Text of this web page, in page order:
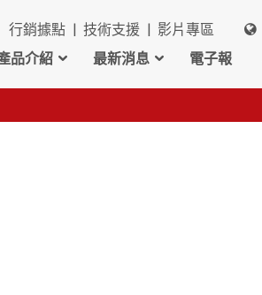
行銷據點 技術支援 影片專區
品介紹 最新消息 電子報